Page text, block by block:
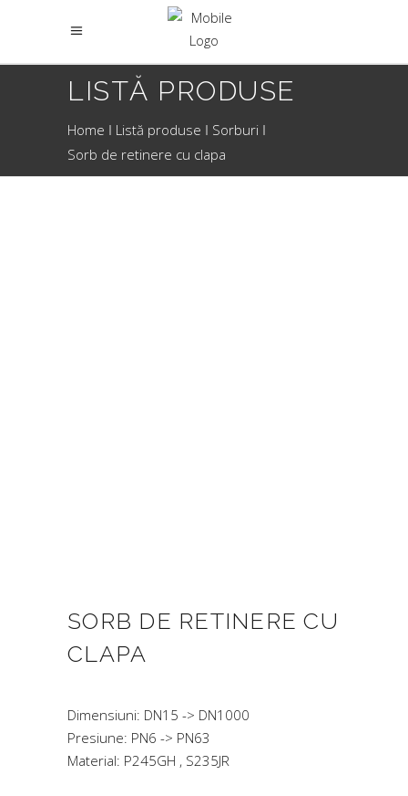
LISTĂ PRODUSE
Home Listă produse
Sorburi
Sorb de retinere cu clapa
SORB DE RETINERE CU
CLAPA
Dimensiuni: DN15 -> DN1000
Presiune: PN6 -> PN63
Material: P245GH , S235JR